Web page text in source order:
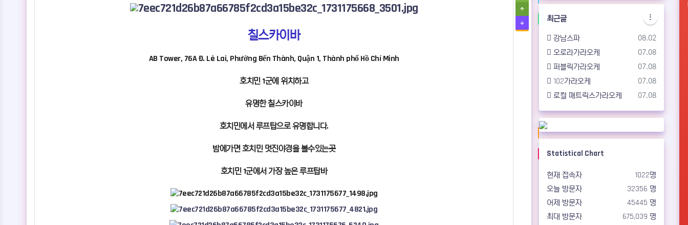
칠스카이바
AB Tower, 76A Đ. Lê Lai, Phường Bến Thành, Quận 1, Thành phố Hồ Chí Minh
호치민 1군에 위치하고
유명한 칠스카이바
호치민에서 루프탑으로 유명합니다.
밤에가면 호치민 멋진야경을 볼수있는곳
호치민 1군에서 가장 높은 루프탑바
최근글
등록일
08.02
강남스파
등록일
07.08
오로라가라오케
등록일
07.08
퍼블릭가라오케
등록일
07.08
102가라오케
등록일
07.08
로컬 매트릭스가라오케
Statistical Chart
현재 접속자
1022명
오늘 방문자
32356 명
어제 방문자
45445 명
최대 방문자
675,039 명